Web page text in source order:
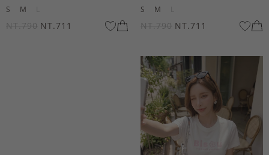
S M
NT.790 NT.711
S M
NT.790 NT.711